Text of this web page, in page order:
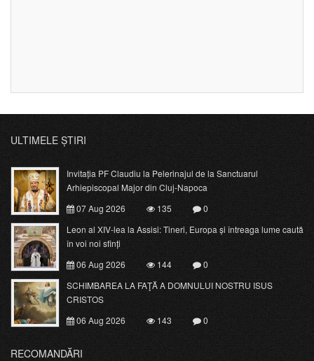
ULTIMELE ȘTIRI
Invitația PF Claudiu la Pelerinajul de la Sanctuarul
Arhiepiscopal Major din Cluj-Napoca
07 Aug 2026
135
0
Leon al XIV-lea la Assisi: Tineri, Europa și întreaga lume caută
în voi noi sfinți
06 Aug 2026
144
0
SCHIMBAREA LA FAŢĂ A DOMNULUI NOSTRU ISUS
CRISTOS
06 Aug 2026
143 0
RECOMANDĂRI